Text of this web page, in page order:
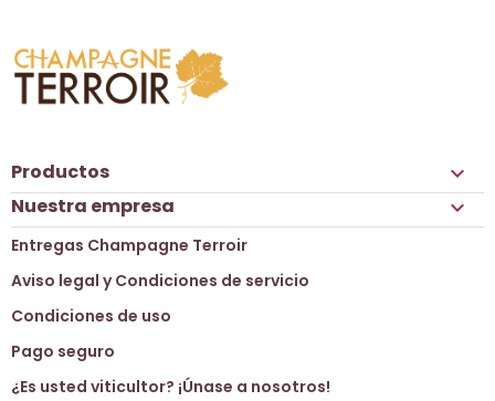
Productos 
Nuestra empresa 
Entregas Champagne Terroir
Aviso legal y Condiciones de servicio
Condiciones de uso
Pago seguro
¿Es usted viticultor? ¡Únase a nosotros!